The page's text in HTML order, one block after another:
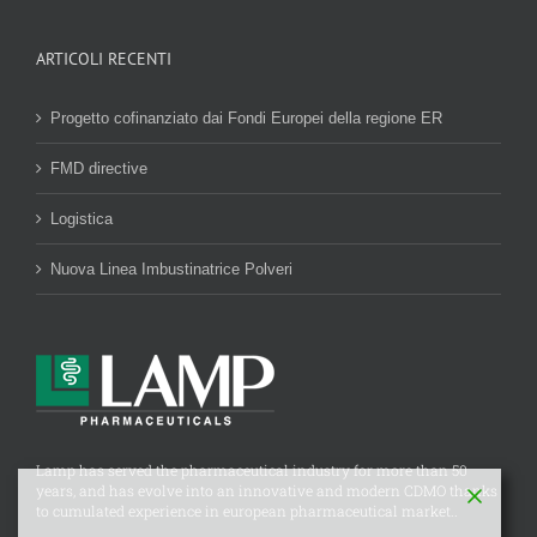
ARTICOLI RECENTI
Progetto cofinanziato dai Fondi Europei della regione ER
FMD directive
Logistica
Nuova Linea Imbustinatrice Polveri
Lamp has served the pharmaceutical industry for more than 50
years, and has evolve into an innovative and modern CDMO thanks
to cumulated experience in european pharmaceutical market..